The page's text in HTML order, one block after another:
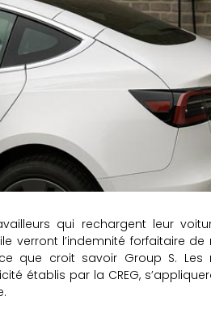
qui rechargent leur
verront l’indemnité forfaitaire
ce que croit savoir Group S.
établis par la CREG,